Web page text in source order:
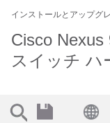
インストールとアップグ
Cisco Nexus
スイッチ ハ